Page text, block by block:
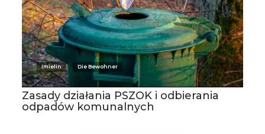
Imielin Die Bewohner
Zasady działania PSZOK i odbierania
odpadów komunalnych